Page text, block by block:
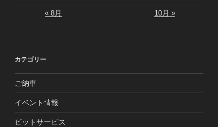
« 8月 10月 »
カテゴリー
ご納車
イベント情報
ピットサービス